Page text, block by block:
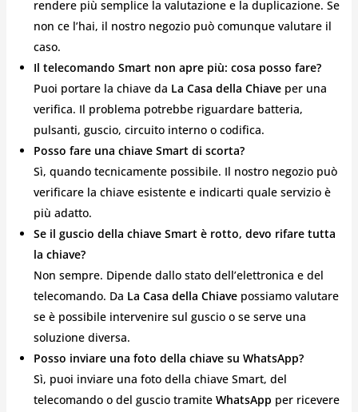
rendere più semplice la valutazione e la duplicazione. Se
non ce l’hai, il nostro negozio può comunque valutare il
caso.
Il telecomando Smart non apre più: cosa posso fare?
Puoi portare la chiave da La Casa della Chiaveper una
verifica. Il problema potrebbe riguardare batteria,
pulsanti, guscio, circuito interno o codifica.
Posso fare una chiave Smart di scorta?
Sì, quando tecnicamente possibile. Il nostro negozio può
verificare la chiave esistente e indicarti quale servizio è
più adatto.
Se il guscio della chiave Smart è rotto, devo rifare tutta
la chiave?
Non sempre. Dipende dallo stato dell’elettronica e del
telecomando. Da La Casa della Chiavepossiamo valutare
se è possibile intervenire sul guscio o se serve una
soluzione diversa.
Posso inviare una foto della chiave su WhatsApp?
Sì, puoi inviare una foto della chiave Smart, del
telecomando o del guscio tramite WhatsApp per ricevere